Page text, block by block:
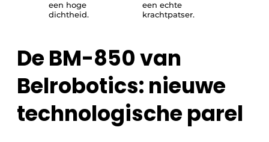
een hoge
dichtheid.
een echte
krachtpatser.
De BM-850 van
Belrobotics: nieuwe
technologische parel